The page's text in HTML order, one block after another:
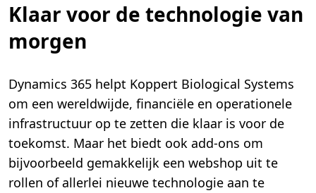
Klaar voor de technologie van
morgen
Dynamics 365 helpt Koppert Biological Systems
om een wereldwijde, financiële en operationele
infrastructuur op te zetten die klaar is voor de
toekomst. Maar het biedt ook add-ons om
bijvoorbeeld gemakkelijk een webshop uit te
rollen of allerlei nieuwe technologie aan te